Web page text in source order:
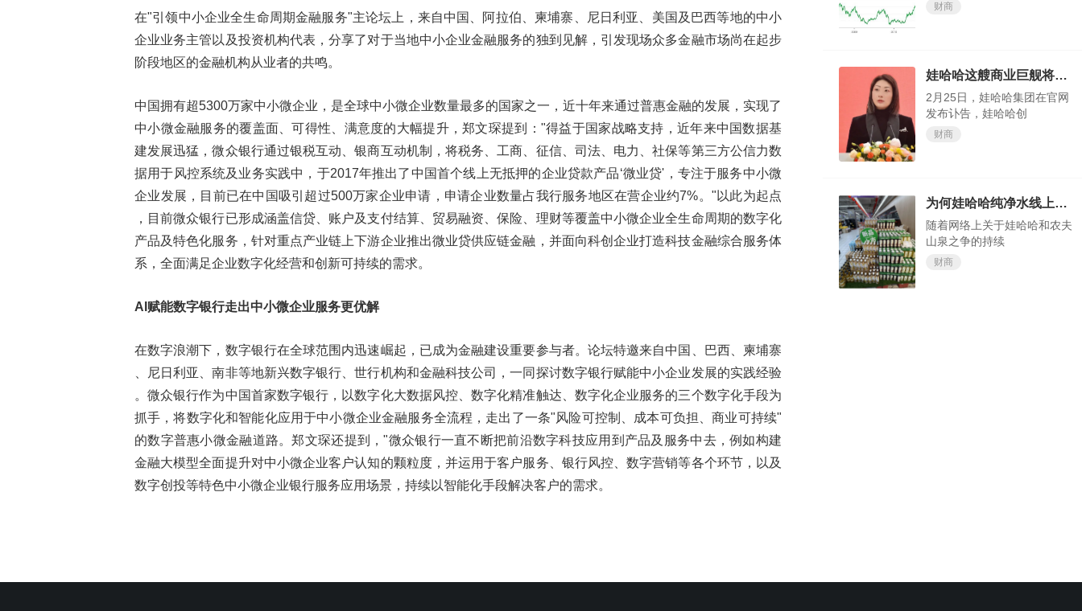
在"引领中小企业全生命周期金融服务"主论坛上，来自中国、阿拉伯、柬埔寨、尼日利亚、美国及巴西等地的中小
企业业务主管以及投资机构代表，分享了对于当地中小企业金融服务的独到见解，引发现场众多金融市场尚在起步
阶段地区的金融机构从业者的共鸣。
中国拥有超5300万家中小微企业，是全球中小微企业数量最多的国家之一，近十年来通过普惠金融的发展，实现了
中小微金融服务的覆盖面、可得性、满意度的大幅提升，郑文琛提到："得益于国家战略支持，近年来中国数据基
建发展迅猛，微众银行通过银税互动、银商互动机制，将税务、工商、征信、司法、电力、社保等第三方公信力数
据用于风控系统及业务实践中，于2017年推出了中国首个线上无抵押的企业贷款产品‘微业贷'，专注于服务中小微
企业发展，目前已在中国吸引超过500万家企业申请，申请企业数量占我行服务地区在营企业约7%。"以此为起点
，目前微众银行已形成涵盖信贷、账户及支付结算、贸易融资、保险、理财等覆盖中小微企业全生命周期的数字化
产品及特色化服务，针对重点产业链上下游企业推出微业贷供应链金融，并面向科创企业打造科技金融综合服务体
系，全面满足企业数字化经营和创新可持续的需求。
AI赋能数字银行走出中小微企业服务更优解
在数字浪潮下，数字银行在全球范围内迅速崛起，已成为金融建设重要参与者。论坛特邀来自中国、巴西、柬埔寨
、尼日利亚、南非等地新兴数字银行、世行机构和金融科技公司，一同探讨数字银行赋能中小企业发展的实践经验
。微众银行作为中国首家数字银行，以数字化大数据风控、数字化精准触达、数字化企业服务的三个数字化手段为
抓手，将数字化和智能化应用于中小微企业金融服务全流程，走出了一条"风险可控制、成本可负担、商业可持续"
的数字普惠小微金融道路。郑文琛还提到，"微众银行一直不断把前沿数字科技应用到产品及服务中去，例如构建
金融大模型全面提升对中小微企业客户认知的颗粒度，并运用于客户服务、银行风控、数字营销等各个环节，以及
数字创投等特色中小微企业银行服务应用场景，持续以智能化手段解决客户的需求。
财商
娃哈哈这艘商业巨舰将驶向何方，我们试目以待
2月25日，娃哈哈集团在官网
发布讣告，娃哈哈创
财商
为何娃哈哈纯净水线上会卖断货？
随着网络上关于娃哈哈和农夫
山泉之争的持续
财商